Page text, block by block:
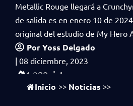
Metallic Rouge llegará a
de salida es en enero 10 de
original del estudio de My Hero
PorYoss Delgado
| 08 diciembre, 2023
1,280 vistas
Inicio >> Noticias >>